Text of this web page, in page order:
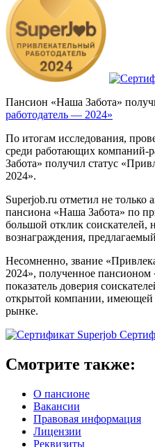
Пансион «Наша Забота»
работодатель — 2024»
По итогам исследования,
среди работающих компаний-
Забота» получил статус
2024».
Superjob.ru отметил не только
пансиона «Наша Забота» по
большой отклик соискателей,
вознаграждения,
Несомненно, звание
2024», полученное
показатель доверия
открытой компании, имеющей
рынке.
Смотрите также:
О пансионе
Вакансии
Правовая информация
Лицензии
Реквизиты